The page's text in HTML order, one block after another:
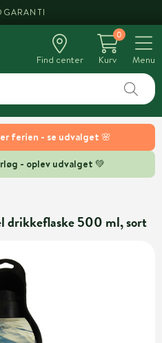
ferien - se udvalget 🌸
- oplev udvalget 💚
Find center
0
Kurv
Menu
drikkeflaske 500 ml, sort